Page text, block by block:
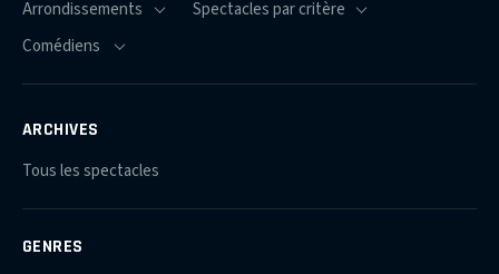
ARCHIVES
Tous les spectacles
GENRES